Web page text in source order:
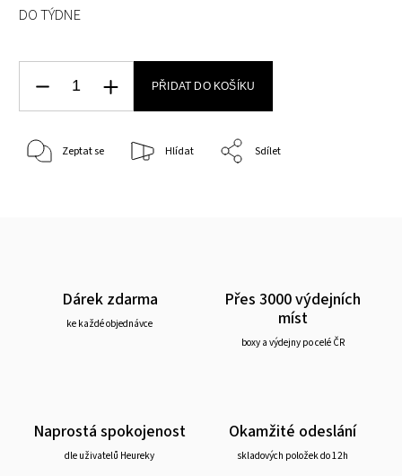
DO TÝDNE
PŘIDAT DO KOŠÍKU
Zeptat se Hlídat Sdílet
Dárek zdarma
ke každé objednávce
Přes 3000 výdejních
míst
boxy a výdejny po celé ČR
Naprostá spokojenost
dle uživatelů Heureky
Okamžité odeslání
skladových položek do 12h